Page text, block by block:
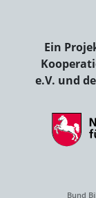
Ein
e.V. und
Bund